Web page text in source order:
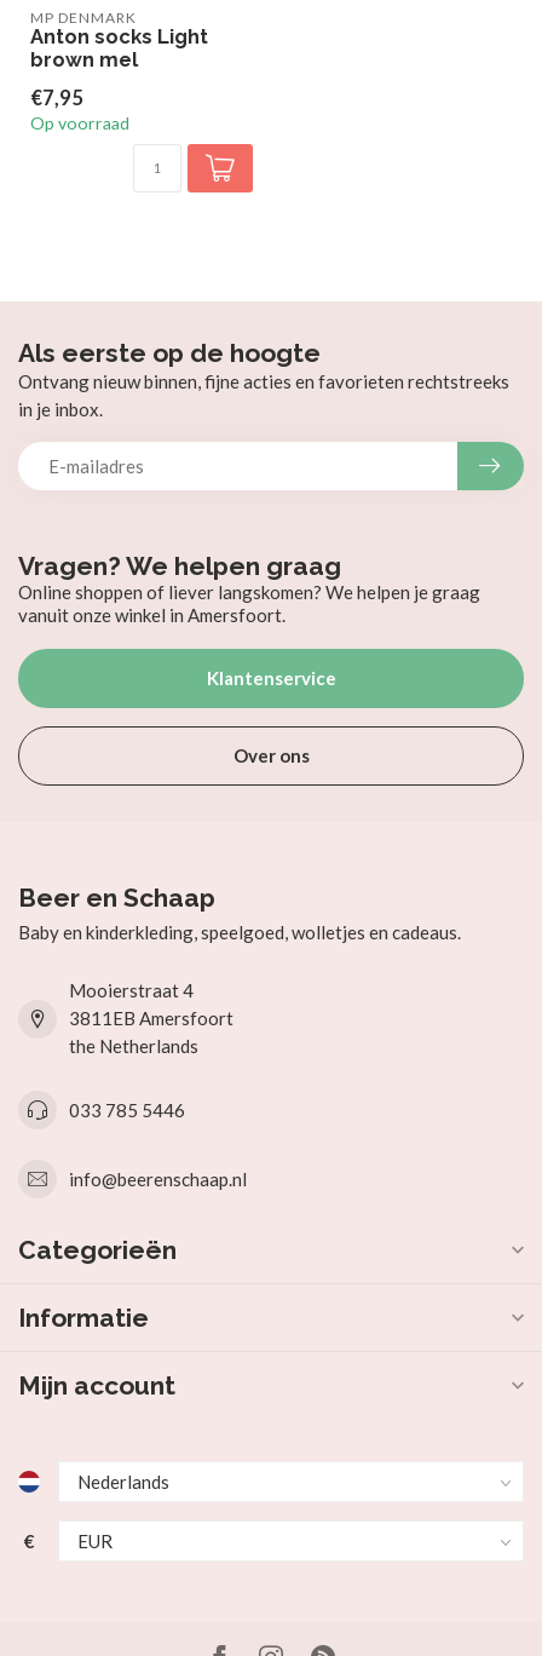
MP DENMARK
Anton socks Light
brown mel
€7,95
Op voorraad
Vragen? We helpen graag
Online shoppen of liever langskomen? We helpen je graag
vanuit onze winkel in Amersfoort.
Klantenservice
Over ons
Als eerste op de hoogte
Ontvang nieuw binnen, fijne acties en favorieten rechtstreeks
in je inbox.
Beer en Schaap
Baby en kinderkleding, speelgoed, wolletjes en cadeaus.
Mooierstraat 4
3811EB Amersfoort
the Netherlands
033 785 5446
info@beerenschaap.nl
Categorieën
Informatie
Mijn account
€